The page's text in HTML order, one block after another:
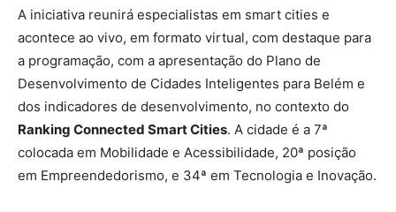
A iniciativa reunirá especialistas em smart cities e
acontece ao vivo, em formato virtual, com destaque para
a programação, com a apresentação do Plano de
Desenvolvimento de Cidades Inteligentes para Belém e
dos indicadores de desenvolvimento, no contexto do
Ranking Connected Smart Cities. A cidade é a 7ª
colocada em Mobilidade e Acessibilidade, 20ª posição
em Empreendedorismo, e 34ª em Tecnologia e Inovação.